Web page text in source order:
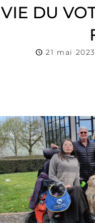
VIE DU
21 mai 2023